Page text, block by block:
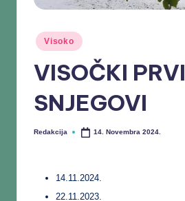
Visoko
VISOČKI PRVI
SNJEGOVI
Redakcija 14. Novembra 2024.
14.11.2024.
22.11.2023.